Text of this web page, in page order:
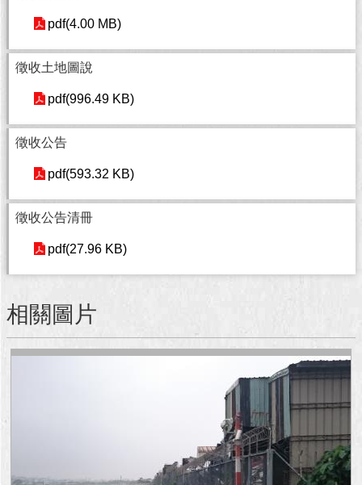
站
導
English
問
答
聞
澄
清
北
pdf(4.00 MB)
徵收土地圖說
pdf(996.49 KB)
徵收公告
pdf(593.32 KB)
徵收公告清冊
pdf(27.96 KB)
相關圖片